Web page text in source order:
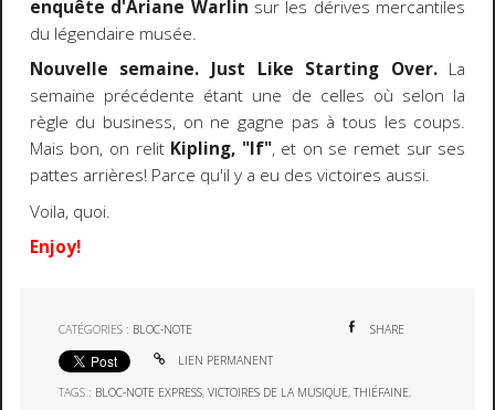
enquête d'Ariane Warlin sur les dérives mercantiles
du légendaire musée.
Nouvelle semaine. Just Like Starting Over.La
semaine précédente étant une de celles où selon la
règle du business, on ne gagne pas à tous les coups.
Mais bon, on relitKipling, "If", et on se remet sur ses
pattes arrières! Parce qu'il y a eu des victoires aussi.
Voila, quoi.
Enjoy!
CATÉGORIES : BLOC-NOTE SHARE
LIEN PERMANENT
TAGS : BLOC-NOTE EXPRESS,VICTOIRES DE LA MUSIQUE,THIÉFAINE,